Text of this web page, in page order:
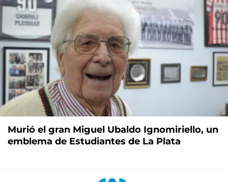
Murió el gran Miguel Ubaldo Ignomiriello, un
emblema de Estudiantes de La Plata